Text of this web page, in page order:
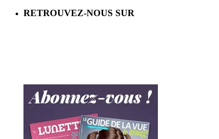
RETROUVEZ-NOUS SUR